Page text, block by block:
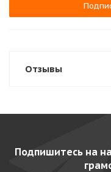
Отзывы
Подпишитесь на